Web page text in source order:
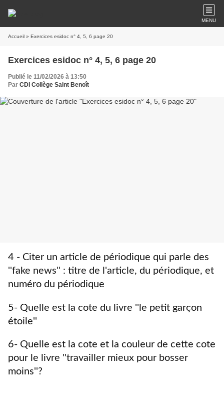
MENU
Accueil » Exercices esidoc n° 4, 5, 6 page 20
Exercices esidoc n° 4, 5, 6 page 20
Publié le 11/02/2026 à 13:50
Par CDI Collège Saint Benoît
4 - Citer un article de périodique qui parle des
''fake news'' : titre de l'article, du périodique, et
numéro du périodique
5- Quelle est la cote du livre ''le petit garçon
étoile''
6- Quelle est la cote et la couleur de cette cote
pour le livre ''travailler mieux pour bosser
moins''?